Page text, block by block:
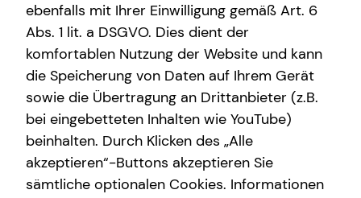
Betriebliche Altersvorsorge
Investment
Kapitalanlage Immobilien
Altersvorsorge
Gewerbliche Versicherungen
Arbeitskraftabsicherung
Interview
Kindervorsorge: Finanzielle
ebenfalls mit Ihrer Einwilligung gemäß Art. 6
Abs. 1 lit. a DSGVO. Dies dient der
komfortablen Nutzung der Website und kann
die Speicherung von Daten auf Ihrem Gerät
sowie die Übertragung an Drittanbieter (z.B.
bei eingebetteten Inhalten wie YouTube)
beinhalten. Durch Klicken des „Alle
akzeptieren“-Buttons akzeptieren Sie
sämtliche optionalen Cookies. Informationen